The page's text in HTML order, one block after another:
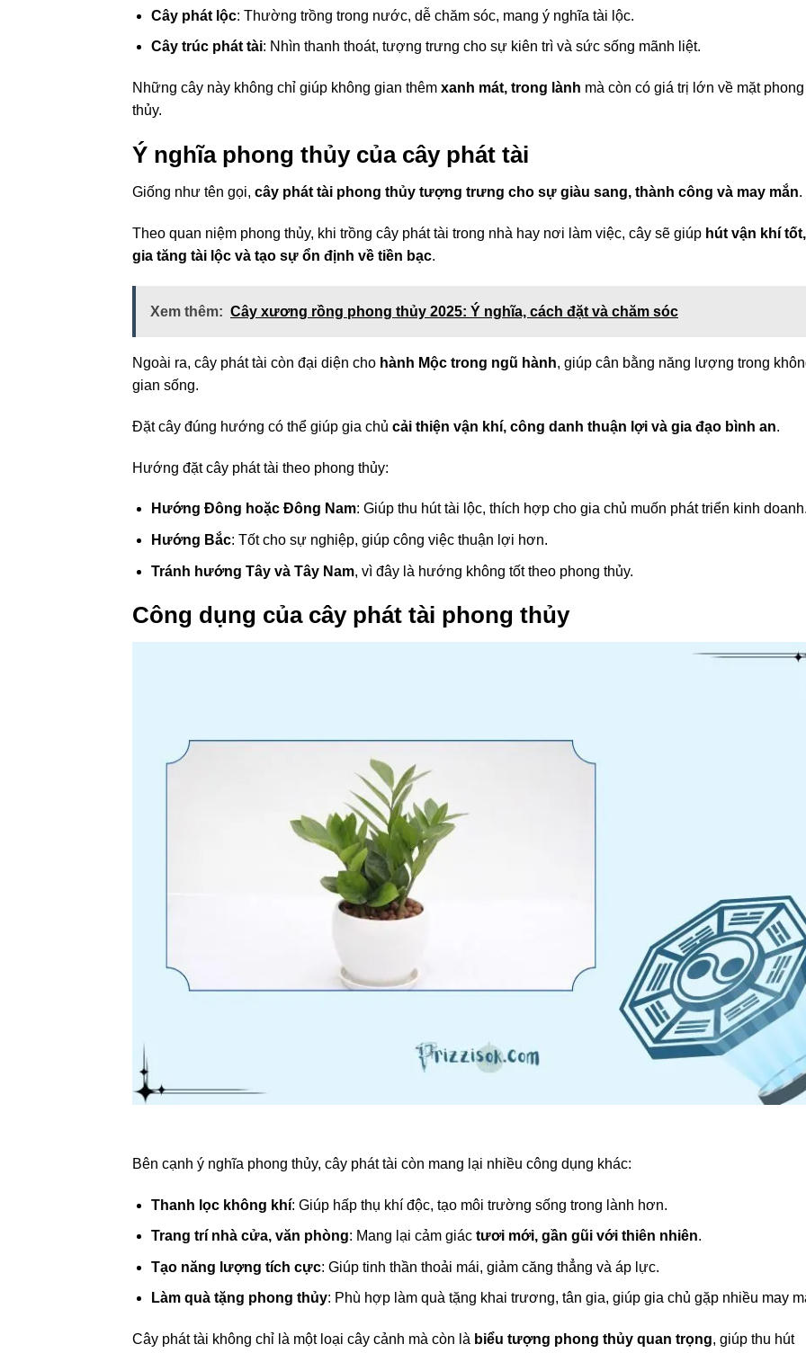
Cây phát lộc: Thường trồng trong nước, dễ chăm sóc, mang ý nghĩa tài lộc.
Cây trúc phát tài: Nhìn thanh thoát, tượng trưng cho sự kiên trì và sức sống mãnh liệt.
Những cây này không chỉ giúp không gian thêm xanh mát, trong lành mà còn có giá trị lớn về mặt phong
thủy.
Ý nghĩa phong thủy của cây phát tài
Giống như tên gọi, cây phát tài phong thủy tượng trưng cho sự giàu sang, thành công và may mắn.
Theo quan niệm phong thủy, khi trồng cây phát tài trong nhà hay nơi làm việc, cây sẽ giúp hút vận khí tốt,
gia tăng tài lộc và tạo sự ổn định về tiền bạc.
Xem thêm: Cây xương rồng phong thủy 2025: Ý nghĩa, cách đặt và chăm sóc
Ngoài ra, cây phát tài còn đại diện cho hành Mộc trong ngũ hành, giúp cân bằng năng lượng trong
gian sống.
Đặt cây đúng hướng có thể giúp gia chủ cải thiện vận khí, công danh thuận lợi và gia đạo bình an.
Hướng đặt cây phát tài theo phong thủy:
Hướng Đông hoặc Đông Nam: Giúp thu hút tài lộc, thích hợp cho gia chủ muốn phát triển kinh
Hướng Bắc: Tốt cho sự nghiệp, giúp công việc thuận lợi hơn.
Tránh hướng Tây và Tây Nam, vì đây là hướng không tốt theo phong thủy.
Công dụng của cây phát tài phong thủy
Bên cạnh ý nghĩa phong thủy, cây phát tài còn mang lại nhiều công dụng khác:
Thanh lọc không khí: Giúp hấp thụ khí độc, tạo môi trường sống trong lành hơn.
Trang trí nhà cửa, văn phòng: Mang lại cảm giác tươi mới, gần gũi với thiên nhiên.
Tạo năng lượng tích cực: Giúp tinh thần thoải mái, giảm căng thẳng và áp lực.
Làm quà tặng phong thủy: Phù hợp làm quà tặng khai trương, tân gia, giúp gia chủ gặp nhiều may
Cây phát tài không chỉ là một loại cây cảnh mà còn là biểu tượng phong thủy quan trọng, giúp thu hút